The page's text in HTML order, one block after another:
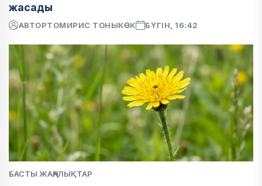
жасады
АВТОРТОМИРИС ТОНЫКӨК БҮГІН, 16:42
БАСТЫ ЖАҢАЛЫҚТАР